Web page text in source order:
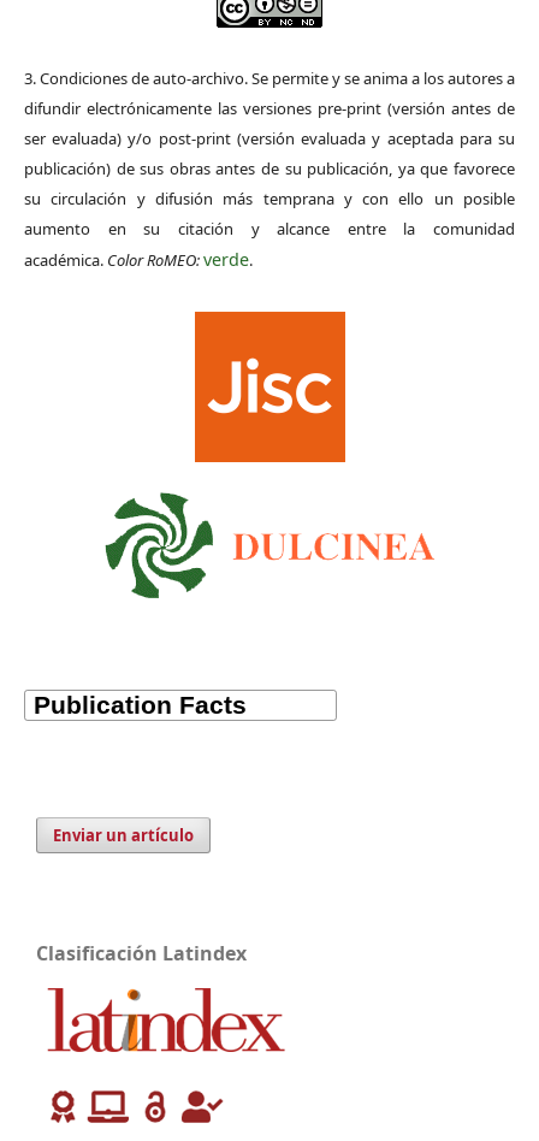
3. Condiciones de auto-archivo. Se permite y se anima a los autores a
difundir electrónicamente las versiones pre-print (versión antes de
ser evaluada) y/o post-print (versión evaluada y aceptada para su
publicación) de sus obras antes de su publicación, ya que favorece
su circulación y difusión más temprana y con ello un posible
aumento en su citación y alcance entre la comunidad
académica. Color RoMEO:verde.
Enviar un artículo
Clasificación Latindex